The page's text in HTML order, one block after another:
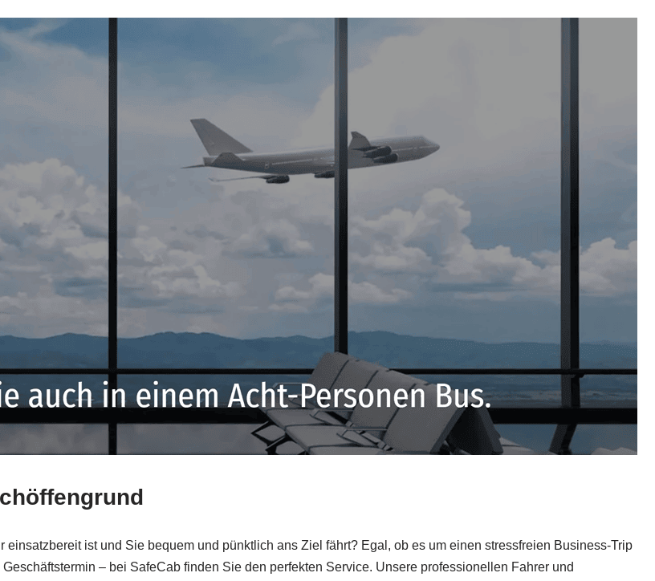
ist und Sie bequem und pünktlich ans Ziel fährt? Egal, ob es um einen stressfreien Business-Trip
– bei SafeCab finden Sie den perfekten Service. Unsere professionellen Fahrer und